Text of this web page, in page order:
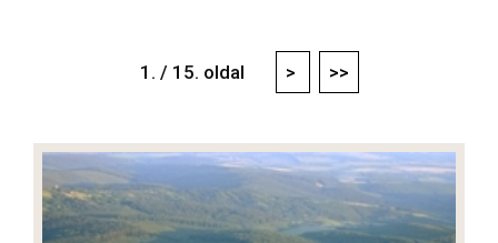
1. / 15. oldal > >>